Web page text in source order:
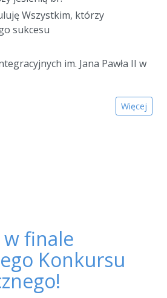
Wszystkim, którzy
sukcesu
im. Jana Pawła II w
Więcej
finale
Konkursu